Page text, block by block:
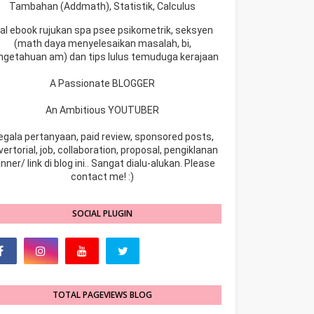
Tambahan (Addmath), Statistik, Calculus
ebook rujukan spa psee psikometrik, seksyen
(math daya menyelesaikan masalah, bi,
am) dan tips lulus temuduga kerajaan
A Passionate BLOGGER
An Ambitious YOUTUBER
pertanyaan, paid review, sponsored posts,
job, collaboration, proposal, pengiklanan
link di blog ini.. Sangat dialu-alukan. Please
contact me! :)
SOCIAL PLUGIN
TOTAL PAGEVIEWS BLOG